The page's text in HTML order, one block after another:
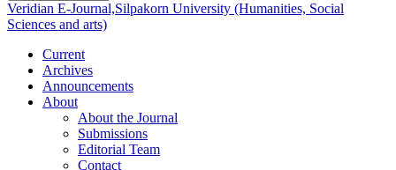
Veridian E-Journal,Silpakorn University (Humanities, Social
Sciences and arts)
Current
Archives
Announcements
About
About the Journal
Submissions
Editorial Team
Contact